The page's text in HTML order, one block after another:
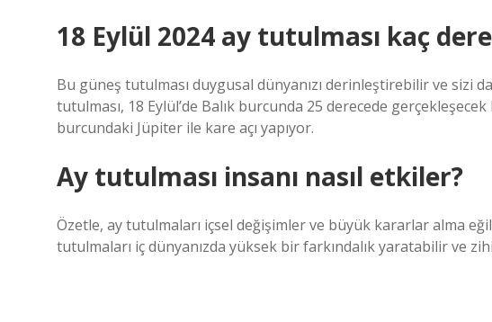
18 Eylül 2024 ay tutulması kaç
Bu güneş tutulması duygusal dünyanızı derinleştirebilir ve sizi
tutulması, 18 Eylül’de Balık burcunda 25 derecede
burcundaki Jüpiter ile kare açı yapıyor.
Ay tutulması insanı nasıl etkiler?
Özetle, ay tutulmaları içsel değişimler ve büyük kararlar alma
tutulmaları iç dünyanızda yüksek bir farkındalık yaratabilir ve